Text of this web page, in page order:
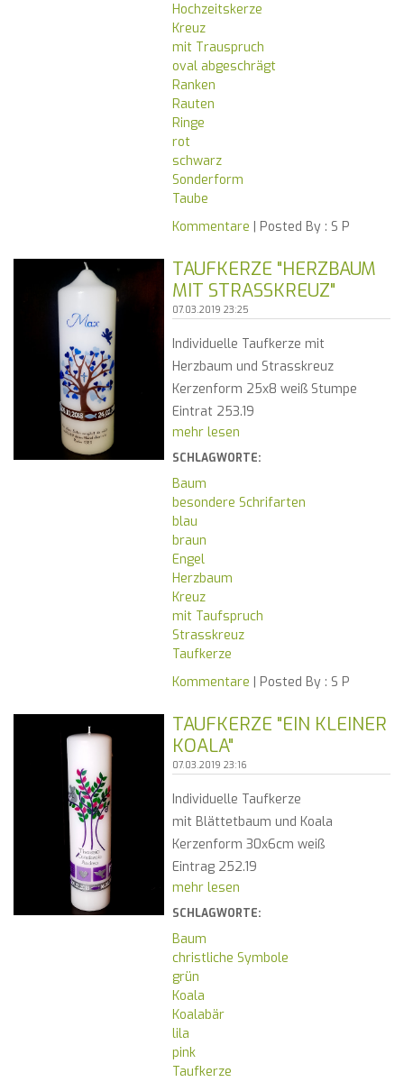
Hochzeitskerze
Kreuz
mit Trauspruch
oval abgeschrägt
Ranken
Rauten
Ringe
rot
schwarz
Sonderform
Taube
Kommentare | Posted By : S P
TAUFKERZE "HERZBAUM
MIT STRASSKREUZ"
07.03.2019 23:25
Individuelle Taufkerze mit
Herzbaum und Strasskreuz
Kerzenform 25x8 weiß Stumpe
Eintrat 253.19
mehr lesen
SCHLAGWORTE:
Baum
besondere Schrifarten
blau
braun
Engel
Herzbaum
Kreuz
mit Taufspruch
Strasskreuz
Taufkerze
Kommentare | Posted By : S P
TAUFKERZE "EIN KLEINER
KOALA"
07.03.2019 23:16
Individuelle Taufkerze
mit Blättetbaum und Koala
Kerzenform 30x6cm weiß
Eintrag 252.19
mehr lesen
SCHLAGWORTE:
Baum
christliche Symbole
grün
Koala
Koalabär
lila
pink
Taufkerze